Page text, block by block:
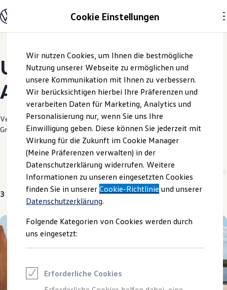
Hauptinhalt
springen
Footer
springen
Modelle und Konfigurator
Konfigurator
Modelle vergleichen
Elektroautos
ENERGY Sondermodelle
Nutzfahrzeuge
SUV und CUV
Familienautos
Kombis
Kompaktwagen
Sportwagen
Schnell verfügbare Fahrzeuge
Angebote und Produkte
Aktuelle Angebote
E-Auto-Förderung
Volkswagen Marktplatz
Die ENERGY Sondermodelle
Junge Gebrauchtwagen und Gebrauchtwagen
Volkswagen Zertifizierte Gebrauchtwagen
Elektromobilität bei Gebrauchtwagen
Saisonangebote
Reifenpakete
Leasing
Leasing-Angebote
Elektroauto Leasing
Kleinwagen-Leasing
Unsere aktuellen
Angebote und mehr
Verantwortlich für die Inhalte auf dieser Seite ist die Autohaus Ratzel
GmbH
Impressum & Rechtliches)
Über uns
3 Angebote
Cookie Einstellungen
Wir nutzen Cookies, um Ihnen die bestmögliche
Nutzung unserer Webseite zu ermöglichen und
unsere Kommunikation mit Ihnen zu verbessern.
Wir berücksichtigen hierbei Ihre Präferenzen und
verarbeiten Daten für Marketing, Analytics und
Personalisierung nur, wenn Sie uns Ihre
Einwilligung geben. Diese können Sie jederzeit mit
Wirkung für die Zukunft im Cookie Manager
(Meine Präferenzen verwalten) in der
Datenschutzerklärung widerrufen. Weitere
Informationen zu unseren eingesetzten Cookies
finden Sie in unsererCookie-Richtlinie und unserer
Datenschutzerklärung.
Folgende Kategorien von Cookies werden durch
uns eingesetzt:
Erforderliche Cookies